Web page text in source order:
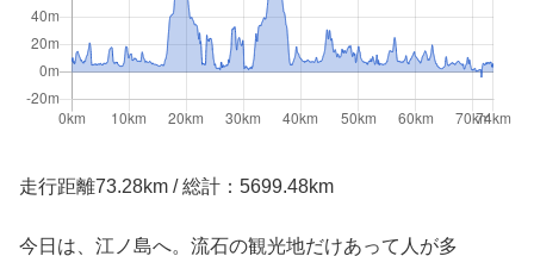
走行距離73.28km / 総計：5699.48km
今日は、江ノ島へ。流石の観光地だけあって人が多